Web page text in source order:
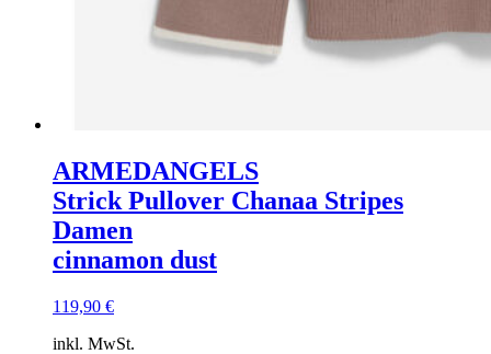
ARMEDANGELS
Strick Pullover Chanaa Stripes
Damen
cinnamon dust
119,90 €
inkl. MwSt.